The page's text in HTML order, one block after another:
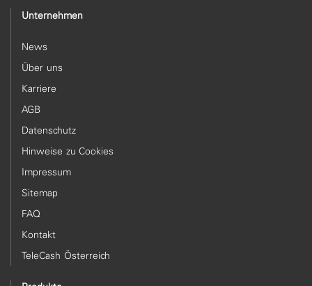
Unternehmen
News
Über uns
Karriere
AGB
Datenschutz
Hinweise zu Cookies
Impressum
Sitemap
FAQ
Kontakt
TeleCash Österreich